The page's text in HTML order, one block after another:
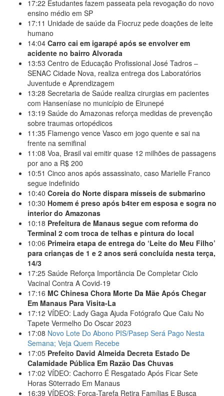
17:22 Estudantes fazem passeata pela revogação do novo
ensino médio em SP
17:11 Unidade de saúde da Fiocruz pede doações de leite
humano
14:04 Carro cai em igarapé após se envolver em
acidente no bairro Alvorada
13:53 Centro de Educação Profissional José Tadros –
SENAC Cidade Nova, realiza entrega dos Laboratórios
Juventude e Aprendizagem
13:28 Secretaria de Saúde realiza cirurgias em pacientes
com Hanseníase no município de Eirunepé
13:19 Saúde do Amazonas reforça medidas de prevenção
sobre traumas ortopédicos
11:35 Flamengo vence Vasco em jogo quente e sai na
frente na semifinal
11:08 Voa, Brasil vai emitir quase 12 milhões de passagens
por ano a R$ 200
10:51 Cinco anos após assassinato, caso Marielle Franco
segue indefinido
10:40 Coreia do Norte dispara mísseis de submarino
10:30 Homem é preso após b4ter em esposa e sogra no
interior do Amazonas
10:18 Prefeitura de Manaus segue com reforma do
Terminal 2 com troca de telhas e pintura do local
10:06 Primeira etapa de entrega do ‘Leite do Meu Filho’
para crianças de 1 e 2 anos será concluída nesta terça,
14/3
17:25 Saúde Reforça Importância De Completar Ciclo
Vacinal Contra A Covid-19
17:16 MC Chinesa Chora Morte Da Mãe Após Chegar
Em Manaus Para Visita-La
17:12 VÍDEO: Lady Gaga Ajuda Fotógrafo Que Caiu No
Tapete Vermelho Do Oscar 2023
17:08 Novo Lote Do Abono PIS/Pasep Será Pago Nesta
Semana; Veja Quem Recebe
17:05 Prefeito David Almeida Decreta Estado De
Calamidade Pública Em Razão Das Chuvas
17:02 VÍDEO: Cachorro É Resgatado Após Ficar Sete
Horas S0terrado Em Manaus
16:39 VÍDEOS: Força-Tarefa Retira Famílias E Busca